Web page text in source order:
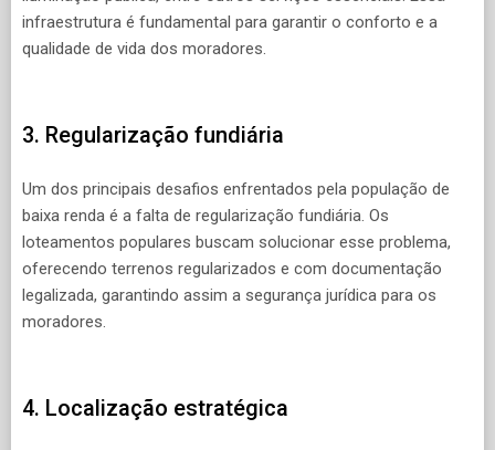
infraestrutura é fundamental para garantir o conforto e a
qualidade de vida dos moradores.
3. Regularização fundiária
Um dos principais desafios enfrentados pela população de
baixa renda é a falta de regularização fundiária. Os
loteamentos populares buscam solucionar esse problema,
oferecendo terrenos regularizados e com documentação
legalizada, garantindo assim a segurança jurídica para os
moradores.
4. Localização estratégica